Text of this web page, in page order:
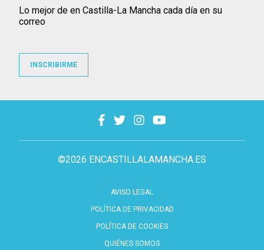
©2026 ENCASTILLALAMANCHA.ES
AVISO LEGAL
POLÍTICA DE PRIVACIDAD
POLÍTICA DE COOKIES
QUIÉNES SOMOS
Lo mejor de en Castilla-La Mancha cada día en su
correo
INSCRIBIRME